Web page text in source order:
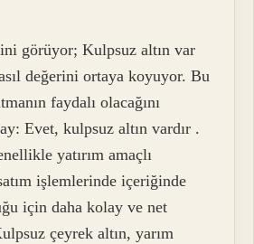
görüyor; Kulpsuz altın var
değerini ortaya koyuyor. Bu
faydalı olacağını
Evet, kulpsuz altın vardır .
yatırım amaçlı
işlemlerinde içeriğinde
için daha kolay ve net
çeyrek altın, yarım